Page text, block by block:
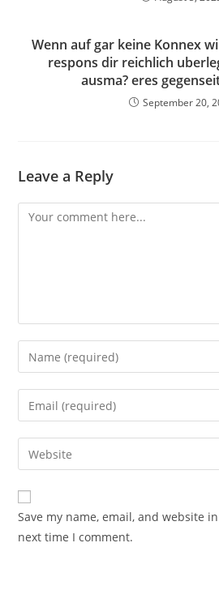
Wenn auf gar keine Konnex
respons dir reichlich
ausma? eres
September 20,
Leave a Reply
Comment
Enter
your
name
comment
Enter
your
email
address
comment
Enter
your
website
URL
(optional)
Save my name, email, and website
next time I comment.